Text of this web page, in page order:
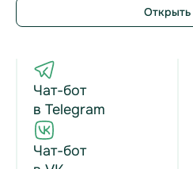
Открыть
Чат-бот
в Telegram
Чат-бот